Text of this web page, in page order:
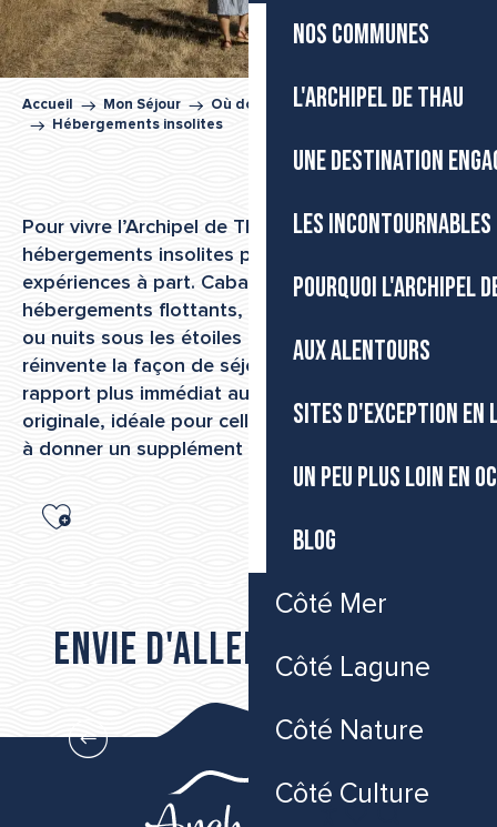
NOS COMMUNES
L'ARCHIPEL DE THAU
UNE DESTINATION
LES
POURQUOI L'ARCHIPEL
AUX ALENTOURS
SITES D'EXCEPTION EN
UN PEU PLUS LOIN EN
BLOG
Côté Mer
Côté Lagune
Côté Nature
Côté Culture
Accueil Mon Séjour
Où dormir dans l’Archipel de Thau
Hébergements insolites
Pour vivre l’Archipel de Thau autrement, les
hébergements insolites proposent des
expériences à part. Cabanes perchées,
hébergements flottants, tentes nature, roulottes
ou nuits sous les étoiles : chaque adresse
réinvente la façon de séjourner et offre un
rapport plus immédiat au paysage. Une formule
originale, idéale pour celles et ceux qui cherchent
à donner un supplément d’âme à leur séjour.
Ajouter aux favoris
DU VENT DANS LES HAUBANS
Envie d'aller plus loin...
Où manger dans l’Archipel de Thau